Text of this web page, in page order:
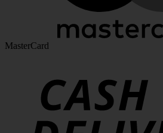
MasterCard